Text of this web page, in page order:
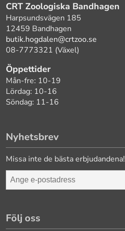
CRT Zoologiska Bandhagen
Harpsundsvägen 185
12459 Bandhagen
butik.hogdalen@crtzoo.se
08-7773321 (Växel)
Öppettider
Mån-fre: 10-19
Lördag: 10-16
Söndag: 11-16
Nyhetsbrev
Missa inte de bästa erbjudandena!
Följ oss